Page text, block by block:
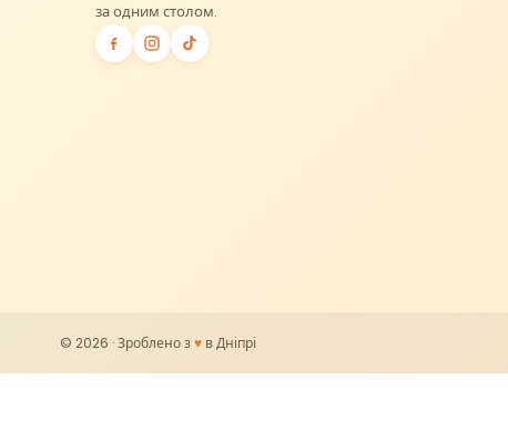
за одним столом.
© 2026 · Зроблено з♥в Дніпрі